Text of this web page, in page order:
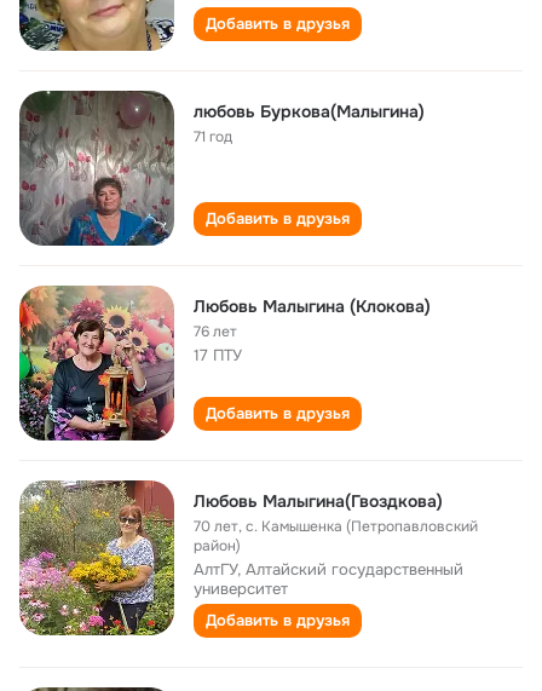
Добавить в друзья
любовь Буркова(Малыгина)
71 год
Добавить в друзья
Любовь Малыгина (Клокова)
76 лет
17 ПТУ
Добавить в друзья
Любовь Малыгина(Гвоздкова)
70 лет,с. Камышенка (Петропавловский
район)
АлтГУ, Алтайский государственный
университет
Добавить в друзья